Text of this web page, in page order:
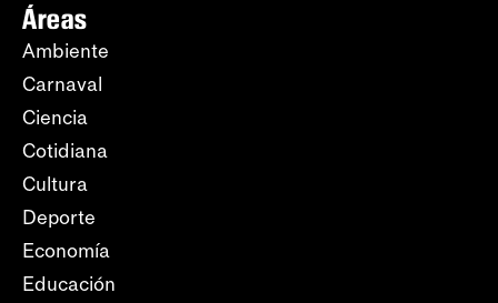
Áreas
Ambiente
Carnaval
Ciencia
Cotidiana
Cultura
Deporte
Economía
Educación